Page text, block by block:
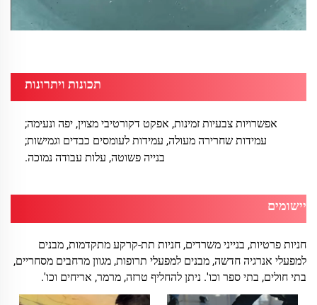
תכונות ויתרונות
אפשרויות צבעיות זמינות, אפקט דקורטיבי מצוין, יפה ונעימה;
עמידות שחרירה מעולה, עמידות לעומסים כבדים וגמישות;
בנייה פשוטה, עלות עבודה נמוכה.
יישומים
חניות פרטיות, בנייני משרדים, חניות תת-קרקע מתקדמות, מבנים
למפעלי אנרגיה חדשה, מבנים למפעלי תרופות, מגוון מרחבים מסחריים,
בתי חולים, בתי ספר וכו'. ניתן להחליף טרזה, מרמר, אריחים וכו'.